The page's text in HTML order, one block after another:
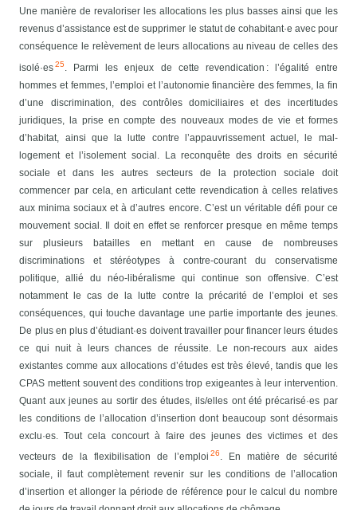
Une manière de revaloriser les allocations les plus basses ainsi que les
revenus d’assistance est de supprimer le statut de cohabitant·e avec pour
conséquence le relèvement de leurs allocations au niveau de celles des
isolé·es25
. Parmi les enjeux de cette revendication : l’égalité entre
hommes et femmes, l’emploi et l’autonomie financière des femmes, la fin
d’une discrimination, des contrôles domiciliaires et des incertitudes
juridiques, la prise en compte des nouveaux modes de vie et formes
d’habitat, ainsi que la lutte contre l’appauvrissement actuel, le mal-
logement et l’isolement social. La reconquête des droits en sécurité
sociale et dans les autres secteurs de la protection sociale doit
commencer par cela, en articulant cette revendication à celles relatives
aux minima sociaux et à d’autres encore. C’est un véritable défi pour ce
mouvement social. Il doit en effet se renforcer presque en même temps
sur plusieurs batailles en mettant en cause de nombreuses
discriminations et stéréotypes à contre-courant du conservatisme
politique, allié du néo-libéralisme qui continue son offensive. C’est
notamment le cas de la lutte contre la précarité de l’emploi et ses
conséquences, qui touche davantage une partie importante des jeunes.
De plus en plus d’étudiant·es doivent travailler pour financer leurs études
ce qui nuit à leurs chances de réussite. Le non-recours aux aides
existantes comme aux allocations d’études est très élevé, tandis que les
CPAS mettent souvent des conditions trop exigeantes à leur intervention.
Quant aux jeunes au sortir des études, ils/elles ont été précarisé·es par
les conditions de l’allocation d’insertion dont beaucoup sont désormais
exclu·es. Tout cela concourt à faire des jeunes des victimes et des
vecteurs de la flexibilisation de l’emploi 26
. En matière de sécurité
sociale, il faut complètement revenir sur les conditions de l’allocation
d’insertion et allonger la période de référence pour le calcul du nombre